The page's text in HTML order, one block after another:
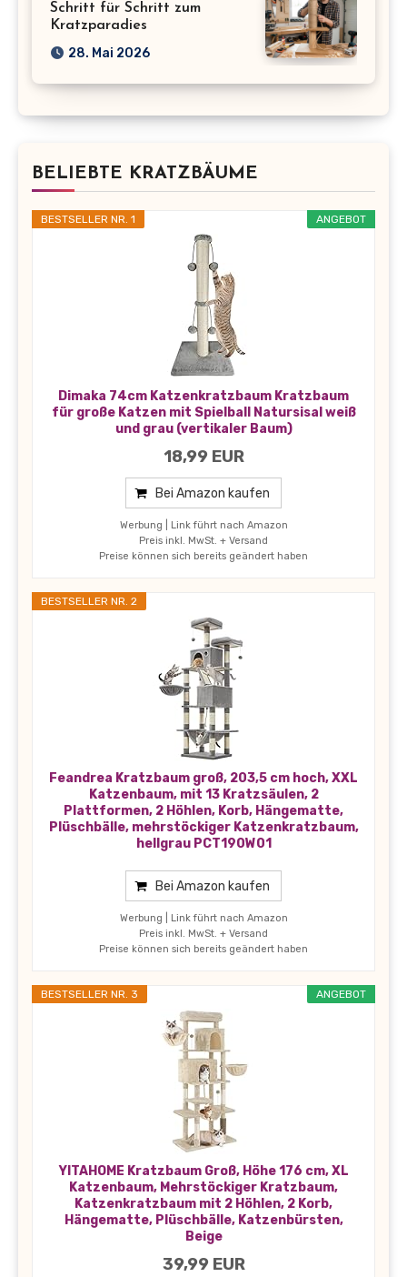
Schritt für Schritt zum
Kratzparadies
28. Mai 2026
BELIEBTE KRATZBÄUME
ANGEBOT
BESTSELLER NR. 1
Dimaka 74cm Katzenkratzbaum Kratzbaum
für große Katzen mit Spielball Natursisal weiß
und grau (vertikaler Baum)
18,99 EUR
Bei Amazon kaufen
Werbung | Link führt nach Amazon
Preis inkl. MwSt. + Versand
Preise können sich bereits geändert haben
BESTSELLER NR. 2
Feandrea Kratzbaum groß, 203,5 cm hoch, XXL
Katzenbaum, mit 13 Kratzsäulen, 2
Plattformen, 2 Höhlen, Korb, Hängematte,
Plüschbälle, mehrstöckiger Katzenkratzbaum,
hellgrau PCT190W01
Bei Amazon kaufen
Werbung | Link führt nach Amazon
Preis inkl. MwSt. + Versand
Preise können sich bereits geändert haben
ANGEBOT
BESTSELLER NR. 3
YITAHOME Kratzbaum Groß, Höhe 176 cm, XL
Katzenbaum, Mehrstöckiger Kratzbaum,
Katzenkratzbaum mit 2 Höhlen, 2 Korb,
Hängematte, Plüschbälle, Katzenbürsten,
Beige
39,99 EUR